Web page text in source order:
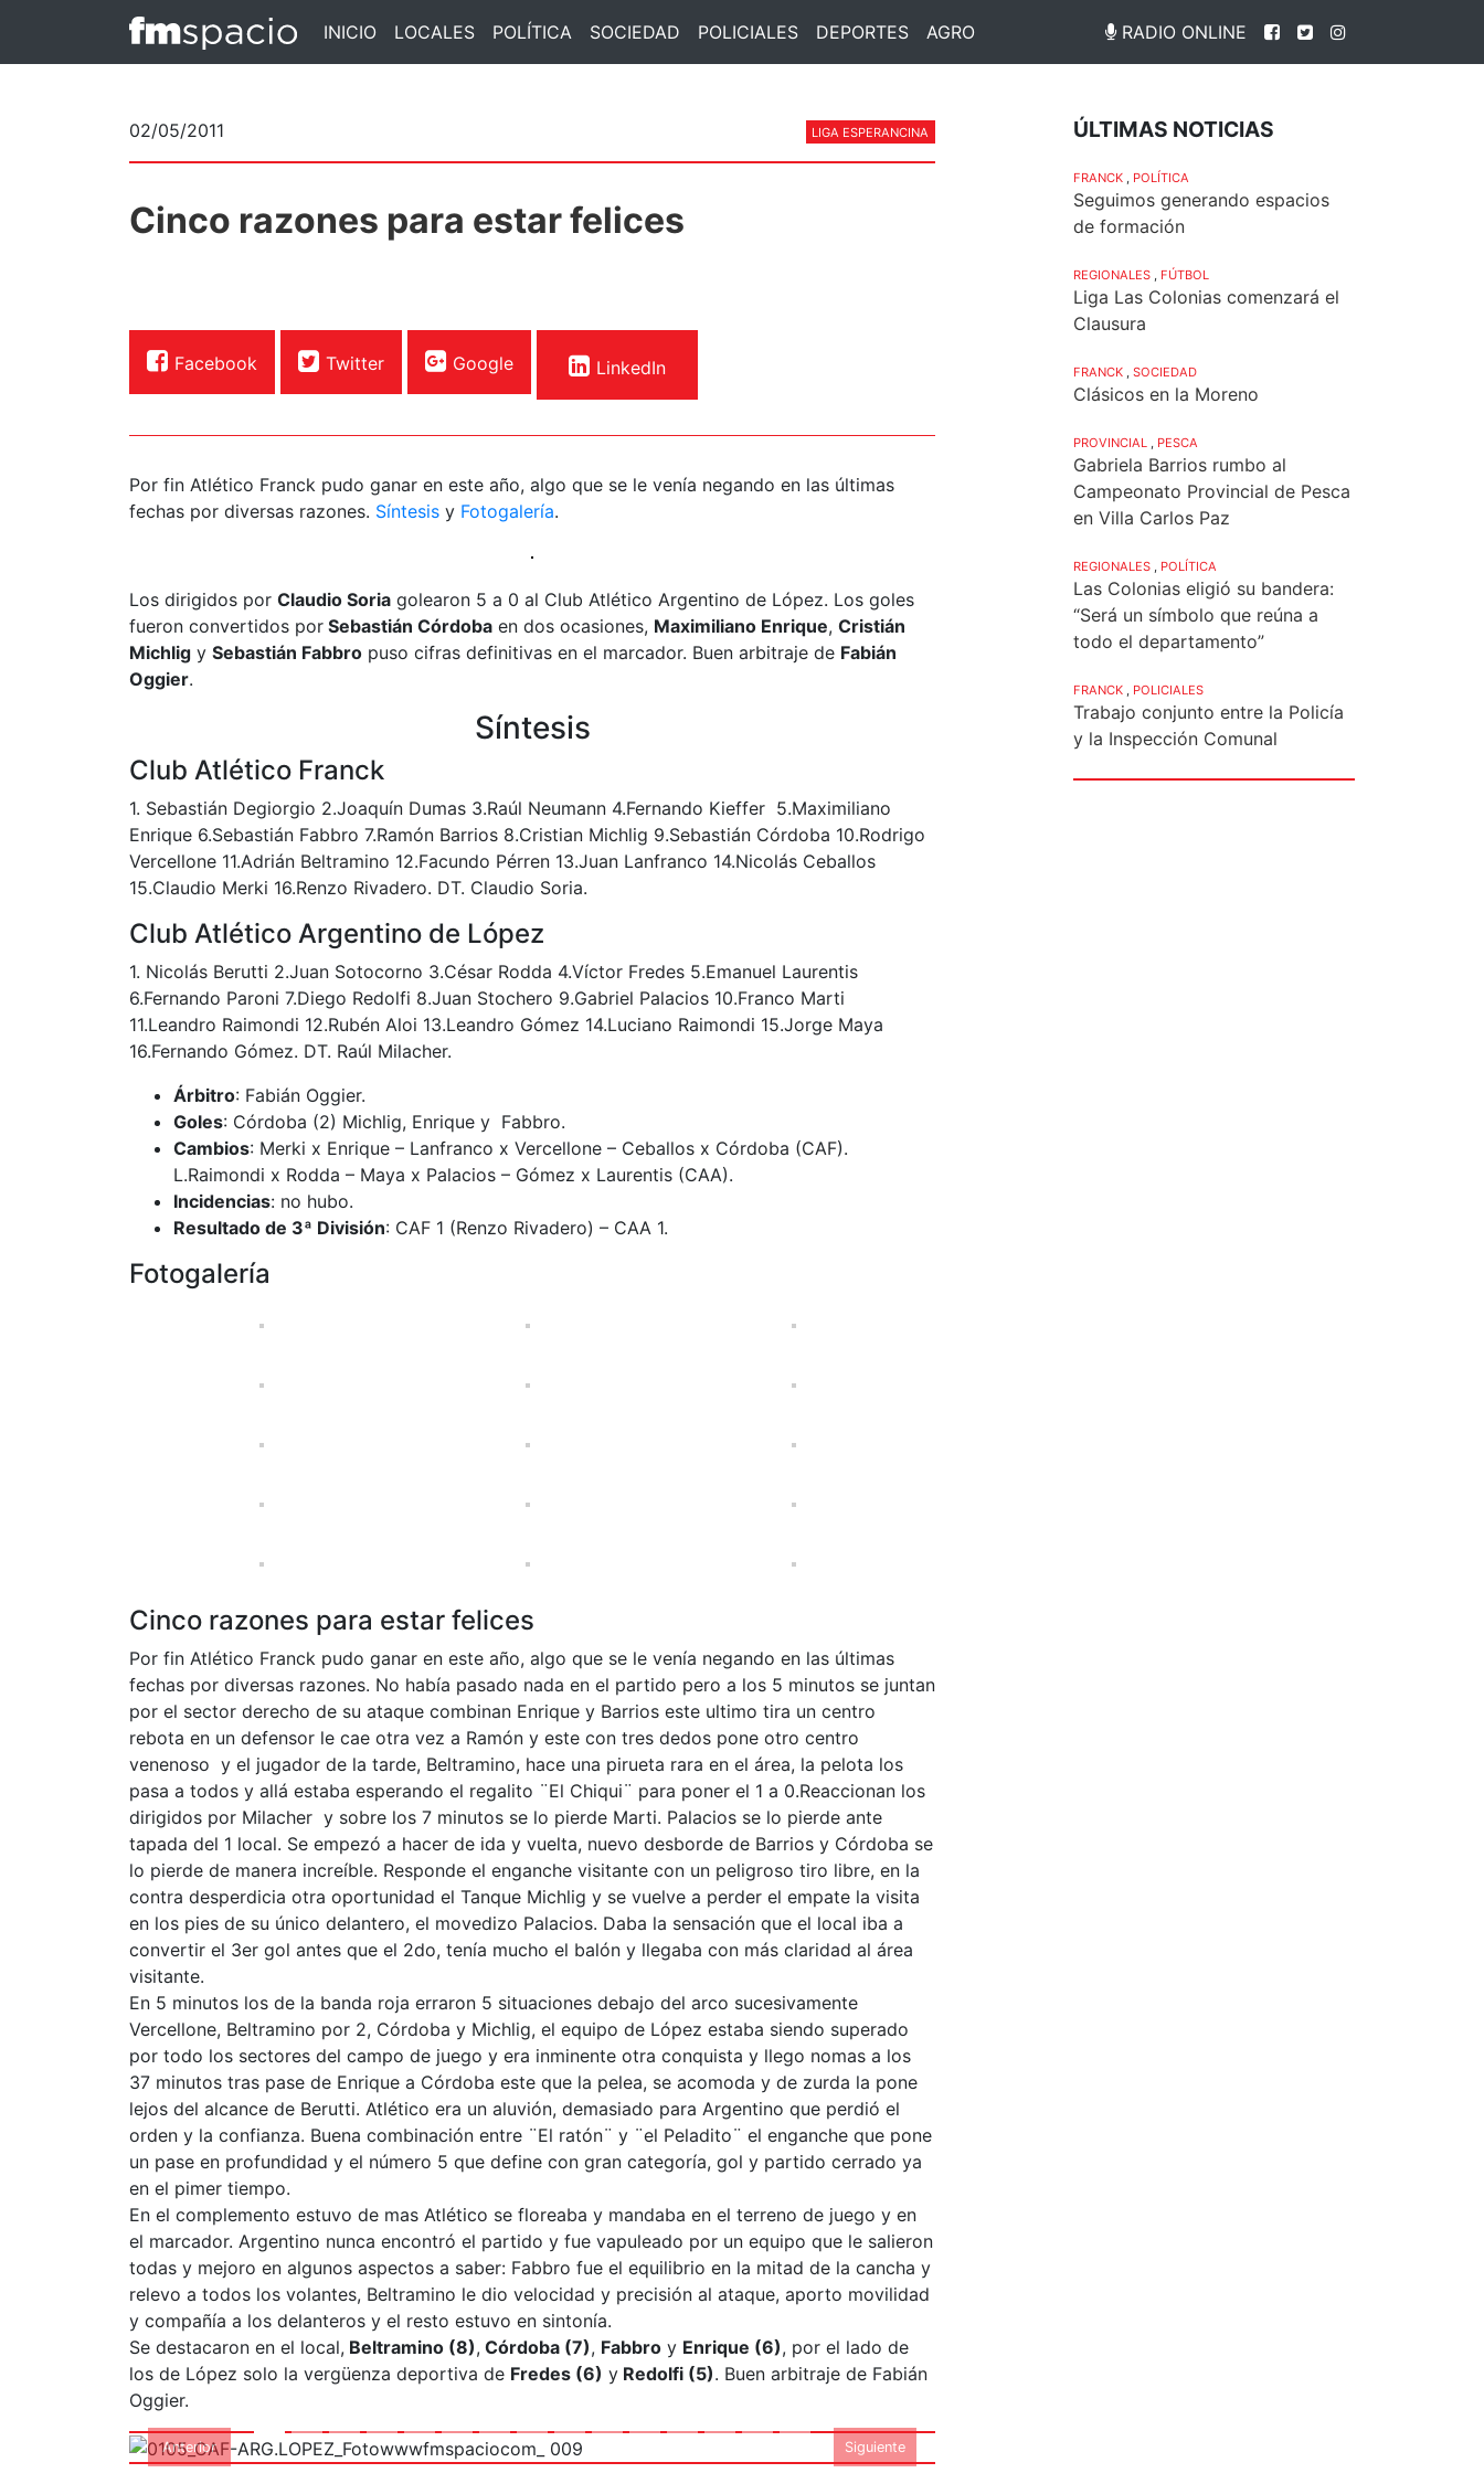
INICIO LOCALES POLÍTICA SOCIEDAD POLICIALES DEPORTES AGRO RADIO ONLINE
02/05/2011 LIGA ESPERANCINA
Cinco razones para estar felices
Facebook Twitter Google LinkedIn
Por fin Atlético Franck pudo ganar en este año, algo que se le venía negando en las últimas
fechas por diversas razones. Síntesis y Fotogalería.
Los dirigidos por Claudio Soria golearon 5 a 0 al Club Atlético Argentino de López. Los goles
fueron convertidos por Sebastián Córdoba en dos ocasiones, Maximiliano Enrique, Cristián
Michlig y Sebastián Fabbro puso cifras definitivas en el marcador. Buen arbitraje de Fabián
Oggier.
Síntesis
Club Atlético Franck
1. Sebastián Degiorgio 2.Joaquín Dumas 3.Raúl Neumann 4.Fernando Kieffer 5.Maximiliano
Enrique 6.Sebastián Fabbro 7.Ramón Barrios 8.Cristian Michlig 9.Sebastián Córdoba 10.Rodrigo
Vercellone 11.Adrián Beltramino 12.Facundo Pérren 13.Juan Lanfranco 14.Nicolás Ceballos
15.Claudio Merki 16.Renzo Rivadero. DT. Claudio Soria.
Club Atlético Argentino de López
1. Nicolás Berutti 2.Juan Sotocorno 3.César Rodda 4.Víctor Fredes 5.Emanuel Laurentis
6.Fernando Paroni 7.Diego Redolfi 8.Juan Stochero 9.Gabriel Palacios 10.Franco Marti
11.Leandro Raimondi 12.Rubén Aloi 13.Leandro Gómez 14.Luciano Raimondi 15.Jorge Maya
16.Fernando Gómez. DT. Raúl Milacher.
Árbitro: Fabián Oggier.
Goles: Córdoba (2) Michlig, Enrique y Fabbro.
Cambios: Merki x Enrique – Lanfranco x Vercellone – Ceballos x Córdoba (CAF).
L.Raimondi x Rodda – Maya x Palacios – Gómez x Laurentis (CAA).
Incidencias: no hubo.
Resultado de 3ª División: CAF 1 (Renzo Rivadero) – CAA 1.
Fotogalería
Cinco razones para estar felices
Por fin Atlético Franck pudo ganar en este año, algo que se le venía negando en las últimas
fechas por diversas razones. No había pasado nada en el partido pero a los 5 minutos se juntan
por el sector derecho de su ataque combinan Enrique y Barrios este ultimo tira un centro
rebota en un defensor le cae otra vez a Ramón y este con tres dedos pone otro centro
venenoso y el jugador de la tarde, Beltramino, hace una pirueta rara en el área, la pelota los
pasa a todos y allá estaba esperando el regalito ¨El Chiqui¨ para poner el 1 a 0.Reaccionan los
dirigidos por Milacher y sobre los 7 minutos se lo pierde Marti. Palacios se lo pierde ante
tapada del 1 local. Se empezó a hacer de ida y vuelta, nuevo desborde de Barrios y Córdoba se
lo pierde de manera increíble. Responde el enganche visitante con un peligroso tiro libre, en la
contra desperdicia otra oportunidad el Tanque Michlig y se vuelve a perder el empate la visita
en los pies de su único delantero, el movedizo Palacios. Daba la sensación que el local iba a
convertir el 3er gol antes que el 2do, tenía mucho el balón y llegaba con más claridad al área
visitante.
En 5 minutos los de la banda roja erraron 5 situaciones debajo del arco sucesivamente
Vercellone, Beltramino por 2, Córdoba y Michlig, el equipo de López estaba siendo superado
por todo los sectores del campo de juego y era inminente otra conquista y llego nomas a los
37 minutos tras pase de Enrique a Córdoba este que la pelea, se acomoda y de zurda la pone
lejos del alcance de Berutti. Atlético era un aluvión, demasiado para Argentino que perdió el
orden y la confianza. Buena combinación entre ¨El ratón¨ y ¨el Peladito¨ el enganche que pone
un pase en profundidad y el número 5 que define con gran categoría, gol y partido cerrado ya
en el pimer tiempo.
En el complemento estuvo de mas Atlético se floreaba y mandaba en el terreno de juego y en
el marcador. Argentino nunca encontró el partido y fue vapuleado por un equipo que le salieron
todas y mejoro en algunos aspectos a saber: Fabbro fue el equilibrio en la mitad de la cancha y
relevo a todos los volantes, Beltramino le dio velocidad y precisión al ataque, aporto movilidad
y compañía a los delanteros y el resto estuvo en sintonía.
Se destacaron en el local, Beltramino (8), Córdoba (7), Fabbro y Enrique (6), por el lado de
los de López solo la vergüenza deportiva de Fredes (6) y Redolfi (5). Buen arbitraje de Fabián
Oggier.
0105_CAF-
ARG.LOPEZ_Fotowwwfmspaciocom_
009
Anterior Siguiente
ÚLTIMAS NOTICIAS
FRANCK POLÍTICA
Seguimos generando espacios
de formación
REGIONALES FÚTBOL
Liga Las Colonias comenzará el
Clausura
FRANCK SOCIEDAD
Clásicos en la Moreno
PROVINCIAL PESCA
Gabriela Barrios rumbo al
Campeonato Provincial de Pesca
en Villa Carlos Paz
REGIONALES POLÍTICA
Las Colonias eligió su bandera:
“Será un símbolo que reúna a
todo el departamento”
FRANCK POLICIALES
Trabajo conjunto entre la Policía
y la Inspección Comunal